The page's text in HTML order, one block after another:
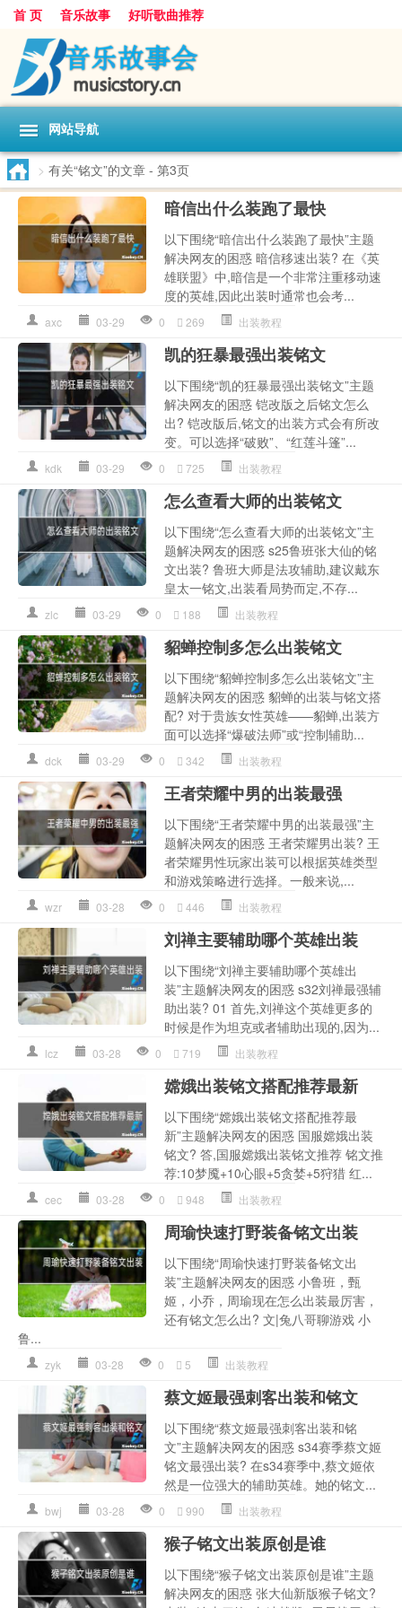
首 页 音乐故事 好听歌曲推荐
网站导航
> 有关“铭文”的文章 - 第3页
暗信出什么装跑了最快
以下围绕“暗信出什么装跑了最快”主题
解决网友的困惑 暗信移速出装? 在《英
雄联盟》中,暗信是一个非常注重移动速
度的英雄,因此出装时通常也会考...
axc 03-29 0 269 出装教程
凯的狂暴最强出装铭文
以下围绕“凯的狂暴最强出装铭文”主题
解决网友的困惑 铠改版之后铭文怎么
出? 铠改版后,铭文的出装方式会有所改
变。可以选择“破败”、“红莲斗篷”...
kdk 03-29 0 725 出装教程
怎么查看大师的出装铭文
以下围绕“怎么查看大师的出装铭文”主
题解决网友的困惑 s25鲁班张大仙的铭
文出装? 鲁班大师是法攻辅助,建议戴东
皇太一铭文,出装看局势而定,不存...
zlc 03-29 0 188 出装教程
貂蝉控制多怎么出装铭文
以下围绕“貂蝉控制多怎么出装铭文”主
题解决网友的困惑 貂蝉的出装与铭文搭
配? 对于贵族女性英雄——貂蝉,出装方
面可以选择“爆破法师”或“控制辅助...
dck 03-29 0 342 出装教程
王者荣耀中男的出装最强
以下围绕“王者荣耀中男的出装最强”主
题解决网友的困惑 王者荣耀男出装? 王
者荣耀男性玩家出装可以根据英雄类型
和游戏策略进行选择。一般来说,...
wzr 03-28 0 446 出装教程
刘禅主要辅助哪个英雄出装
以下围绕“刘禅主要辅助哪个英雄出
装”主题解决网友的困惑 s32刘禅最强辅
助出装? 01 首先,刘禅这个英雄更多的
时候是作为坦克或者辅助出现的,因为...
lcz 03-28 0 719 出装教程
嫦娥出装铭文搭配推荐最新
以下围绕“嫦娥出装铭文搭配推荐最
新”主题解决网友的困惑 国服嫦娥出装
铭文? 答,国服嫦娥出装铭文推荐 铭文推
荐:10梦魇+10心眼+5贪婪+5狩猎 红...
cec 03-28 0 948 出装教程
周瑜快速打野装备铭文出装
以下围绕“周瑜快速打野装备铭文出
装”主题解决网友的困惑 小鲁班，甄
姬，小乔，周瑜现在怎么出装最厉害，
还有铭文怎么出? 文|兔八哥聊游戏 小
鲁...
zyk 03-28 0 5 出装教程
蔡文姬最强刺客出装和铭文
以下围绕“蔡文姬最强刺客出装和铭
文”主题解决网友的困惑 s34赛季蔡文姬
铭文最强出装? 在s34赛季中,蔡文姬依
然是一位强大的辅助英雄。她的铭文...
bwj 03-28 0 990 出装教程
猴子铭文出装原创是谁
以下围绕“猴子铭文出装原创是谁”主题
解决网友的困惑 张大仙新版猴子铭文?